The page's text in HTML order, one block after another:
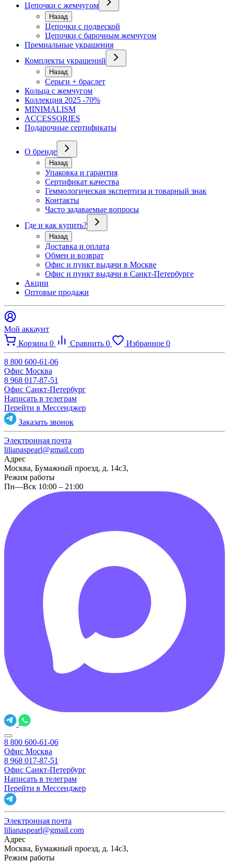
Цепочки с жемчугом
Назад
Цепочки с подвеской
Цепочки с барочным жемчугом
Премиальные украшения
Комплекты украшений
Назад
Серьги + браслет
Кольца с жемчугом
Коллекция 2025 -70%
MINIMALISM
ACCESSORIES
Подарочные сертификаты
О бренде
Назад
Упаковка и гарантия
Сертификат качества
Геммологическая экспертиза и товарный знак
Контакты
Часто задаваемые вопросы
Где и как купить?
Назад
Доставка и оплата
Обмен и возврат
Офис и пункт выдачи в Москве
Офис и пункт выдачи в Санкт-Петербурге
Акции
Оптовые продажи
Мой аккаунт
Корзина 0 Сравнить 0 Избранное 0
8 800 600-61-06
Офис Москва
8 968 017-87-51
Офис Санкт-Петербург
Написать в телеграм
Перейти в Мессенджер
Заказать звонок
Электронная почта
lilianaspearl@gmail.com
Адрес
Москва, Бумажный проезд, д. 14с3,
Режим работы
Пн—Вск 10:00 – 21:00
8 800 600-61-06
Офис Москва
8 968 017-87-51
Офис Санкт-Петербург
Написать в телеграм
Перейти в Мессенджер
Электронная почта
lilianaspearl@gmail.com
Адрес
Москва, Бумажный проезд, д. 14с3,
Режим работы